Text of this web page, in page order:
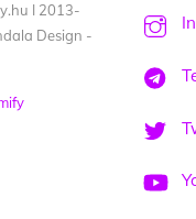
I 2013-
Design -